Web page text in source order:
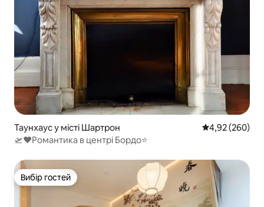
Таунхаус у місті Шартрон Середня
4,92 (260)
🛫❤️Романтика в центрі Бордо⭐️
Вибір гостей
Вибір гостей